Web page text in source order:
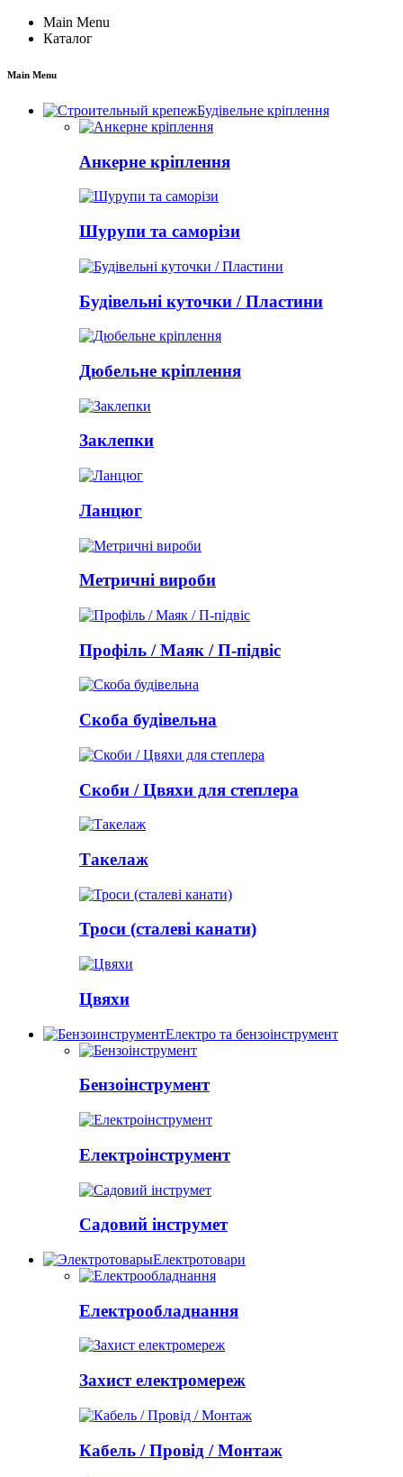
Main Menu
Каталог
Main Menu
Будівельне кріплення
Анкерне кріплення
Шурупи та саморізи
Будівельні куточки / Пластини
Дюбельне кріплення
Заклепки
Ланцюг
Метричні вироби
Профіль / Маяк / П-підвіс
Скоба будівельна
Скоби / Цвяхи для степлера
Такелаж
Троси (сталеві канати)
Цвяхи
Електро та бензоінструмент
Бензоінструмент
Електроінструмент
Садовий інструмет
Електротовари
Електрообладнання
Захист електромереж
Кабель / Провід / Монтаж